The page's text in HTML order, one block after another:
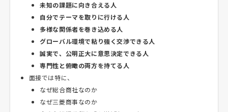
未知の課題に向き合える人
自分でテーマを取りに行ける人
多様な関係者を巻き込める人
グローバル環境で粘り強く交渉できる人
誠実で、公明正大に意思決定できる人
専門性と俯瞰の両方を持てる人
面接では特に、
なぜ総合商社なのか
なぜ三菱商事なのか